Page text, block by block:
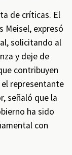
de críticas. El
Meisel, expresó
solicitando al
y deje de
contribuyen
el representante
señaló que la
ha sido
con